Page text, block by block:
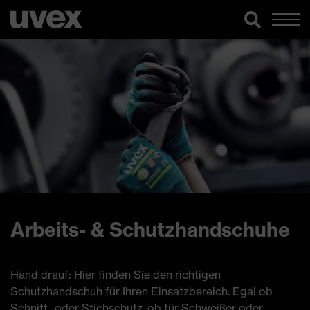
Arbeits- & Schutzhandschuhe
Hand drauf: Hier finden Sie den richtigen
Schutzhandschuh für Ihren Einsatzbereich. Egal ob